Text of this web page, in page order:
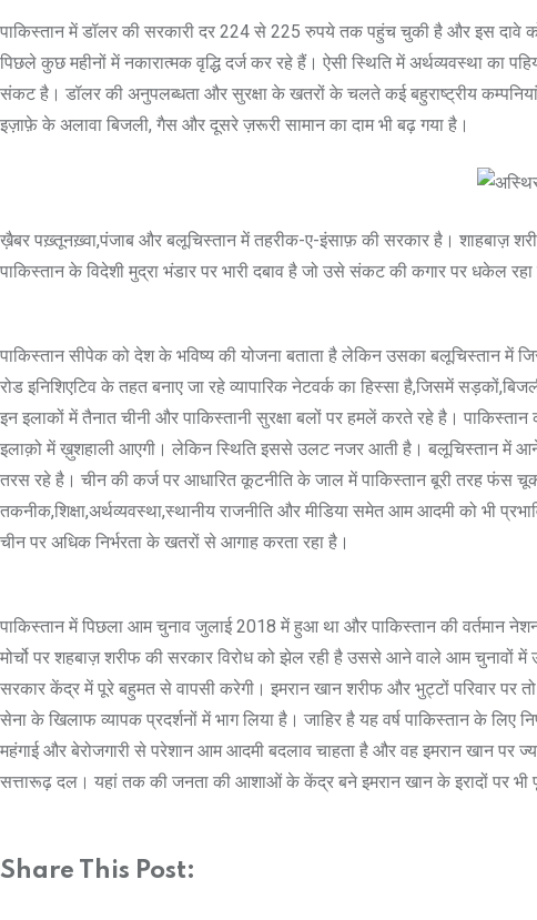
पाकिस्तान में डॉलर की सरकारी दर 224 से 225 रुपये तक पहुंच चुकी है और इस दावे को
पिछले कुछ महीनों में नकारात्मक वृद्धि दर्ज कर रहे हैं। ऐसी स्थिति में अर्थव्यवस्था का
संकट है। डॉलर की अनुपलब्धता और सुरक्षा के खतरों के चलते कई बहुराष्ट्रीय
इज़ाफ़े के अलावा बिजली, गैस और दूसरे ज़रूरी सामान का दाम भी बढ़ गया है।
ख़ैबर पख़्तूनख़्वा,पंजाब और बलूचिस्तान में तहरीक-ए-इंसाफ़ की सरकार है। शाहबाज़
पाकिस्तान के विदेशी मुद्रा भंडार पर भारी दबाव है जो उसे संकट की कगार पर धकेल रहा
पाकिस्तान सीपेक को देश के भविष्य की योजना बताता है लेकिन उसका बलूचिस्तान में
रोड इनिशिएटिव के तहत बनाए जा रहे व्यापारिक नेटवर्क का हिस्सा है,जिसमें
इन इलाकों में तैनात चीनी और पाकिस्तानी सुरक्षा बलों पर हमलें करते रहे है।
इलाक़ो में ख़ुशहाली आएगी। लेकिन स्थिति इससे उलट नजर आती है। बलूचिस्तान में आने
तरस रहे है। चीन की कर्ज पर आधारित कूटनीति के जाल में पाकिस्तान बूरी तरह फंस
तकनीक,शिक्षा,अर्थव्यवस्था,स्थानीय राजनीति और मीडिया समेत आम आदमी को भी
चीन पर अधिक निर्भरता के खतरों से आगाह करता रहा है।
पाकिस्तान में पिछला आम चुनाव जुलाई 2018 में हुआ था और पाकिस्तान की वर्तमान
मोर्चो पर शहबाज़ शरीफ की सरकार विरोध को झेल रही है उससे आने वाले आम चुनावों में
सरकार केंद्र में पूरे बहुमत से वापसी करेगी। इमरान खान शरीफ और भुट्टों परिवार पर
सेना के खिलाफ व्यापक प्रदर्शनों में भाग लिया है। जाहिर है यह वर्ष पाकिस्तान के
महंगाई और बेरोजगारी से परेशान आम आदमी बदलाव चाहता है और वह इमरान खान पर
सत्तारूढ़ दल। यहां तक की जनता की आशाओं के केंद्र बने इमरान खान के इरादों पर भी
Share This Post: